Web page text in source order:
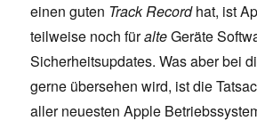
einen guten Track Recordhat, ist
teilweise noch füralteGeräte
Sicherheitsupdates. Was aber bei
gerne übersehen wird, ist die
aller neuesten Apple